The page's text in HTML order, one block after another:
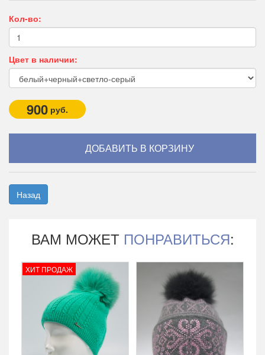
Кол-во:
Цвет в наличии:
900 руб.
Назад
ВАМ МОЖЕТ ПОНРАВИТЬСЯ:
ХИТ ПРОДАЖ